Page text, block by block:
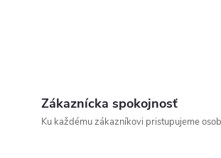
Zákaznícka spokojnosť
Ku každému zákazníkovi pristupujeme
- Chat